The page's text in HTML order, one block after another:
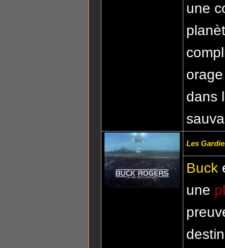
une
dans
Les
Buck
une